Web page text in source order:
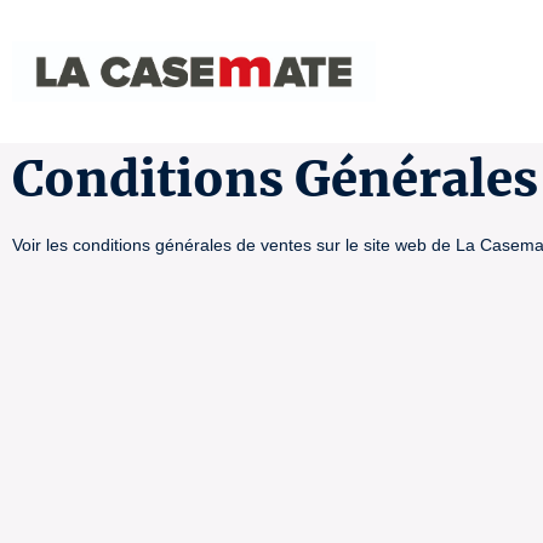
Conditions
Voir les conditions générales de ventes sur le site web de La